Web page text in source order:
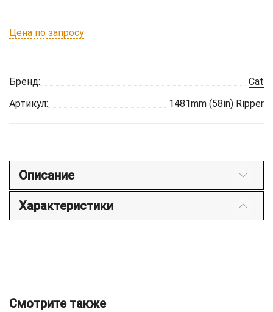
Цена по запросу
Бренд:
Cat
Артикул:
1481mm (58in) Ripper
Описание
Характеристики
Смотрите также